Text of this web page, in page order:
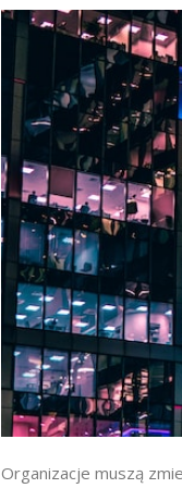
Organizacje muszą